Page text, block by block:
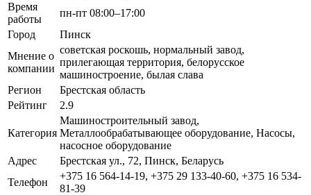
Время
работы
пн-пт 08:00–17:00
Город
Пинск
Мнение о
компании
советская роскошь, нормальный завод,
прилегающая территория, белорусское
машиностроение, былая слава
Регион
Брестская область
Рейтинг
2.9
Категория
Машиностроительный завод,
Металлообрабатывающее оборудование, Насосы,
насосное оборудование
Адрес
Брестская ул., 72, Пинск, Беларусь
Телефон
+375 16 564-14-19, +375 29 133-40-60, +375 16 534-
81-39